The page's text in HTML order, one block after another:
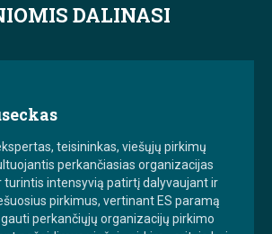
DALINASI
teisininkas, viešųjų pirkimų
perkančiasias organizacijas
turintis intensyvią patirtį dalyvaujant ir
pirkimus, vertinant ES paramą
perkančiųjų organizacijų pirkimo